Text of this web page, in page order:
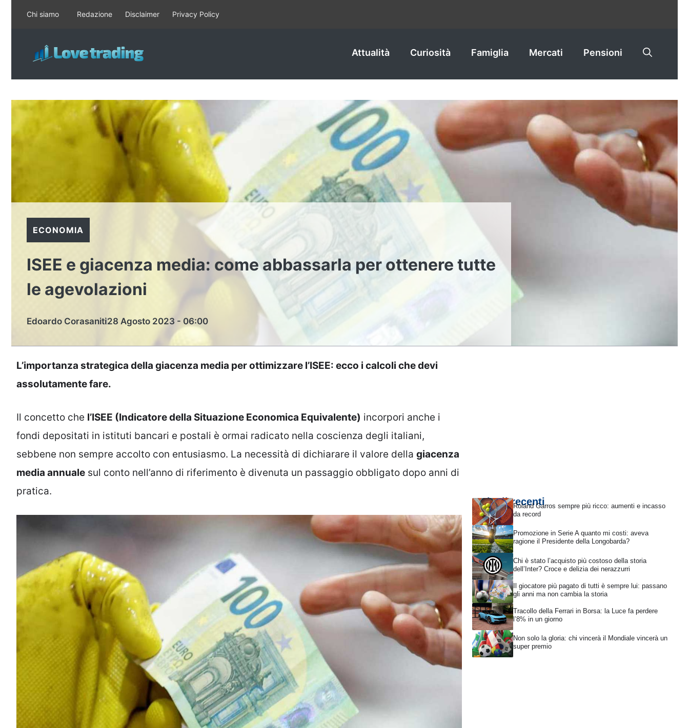
contenuto
Chi siamo Redazione Disclaimer Privacy Policy
Attualità Curiosità Famiglia Mercati Pensioni
ECONOMIA
ISEE e giacenza media: come abbassarla per ottenere tutte
le agevolazioni
Edoardo Corasaniti28 Agosto 2023 - 06:00
L’importanza strategica della giacenza media per ottimizzare l’ISEE: ecco i calcoli che devi
assolutamente fare.
Il concetto che l’ISEE (Indicatore della Situazione Economica Equivalente) incorpori anche i
fondi depositati in istituti bancari e postali è ormai radicato nella coscienza degli italiani,
sebbene non sempre accolto con entusiasmo. La necessità di dichiarare il valore della giacenza
media annuale sul conto nell’anno di riferimento è divenuta un passaggio obbligato dopo anni di
pratica.
Articoli recentiRoland Garros sempre più ricco: aumenti e incasso
da record
Promozione in Serie A quanto mi costi: aveva
ragione il Presidente della Longobarda?
Chi è stato l’acquisto più costoso della storia
dell’Inter? Croce e delizia dei nerazzurri
Il giocatore più pagato di tutti è sempre lui: passano
gli anni ma non cambia la storia
Tracollo della Ferrari in Borsa: la Luce fa perdere
l’8% in un giorno
Non solo la gloria: chi vincerà il Mondiale vincerà un
super premio